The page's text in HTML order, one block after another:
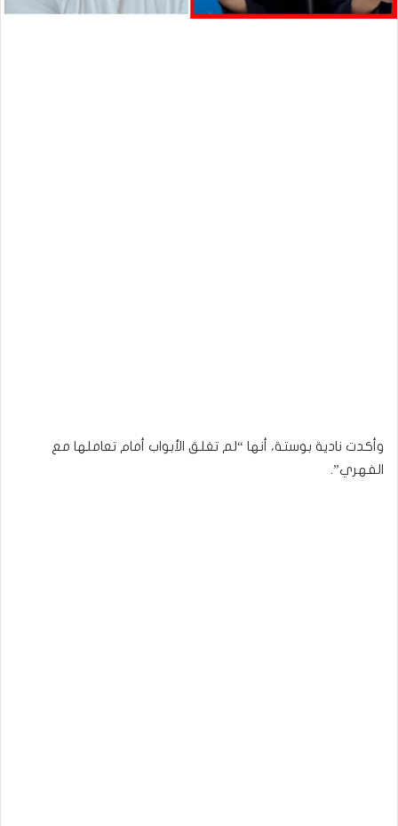
وأكدت نادية بوستة، أنها “لم تغلق الأبواب أمام تعاملها مع
الفهري”.